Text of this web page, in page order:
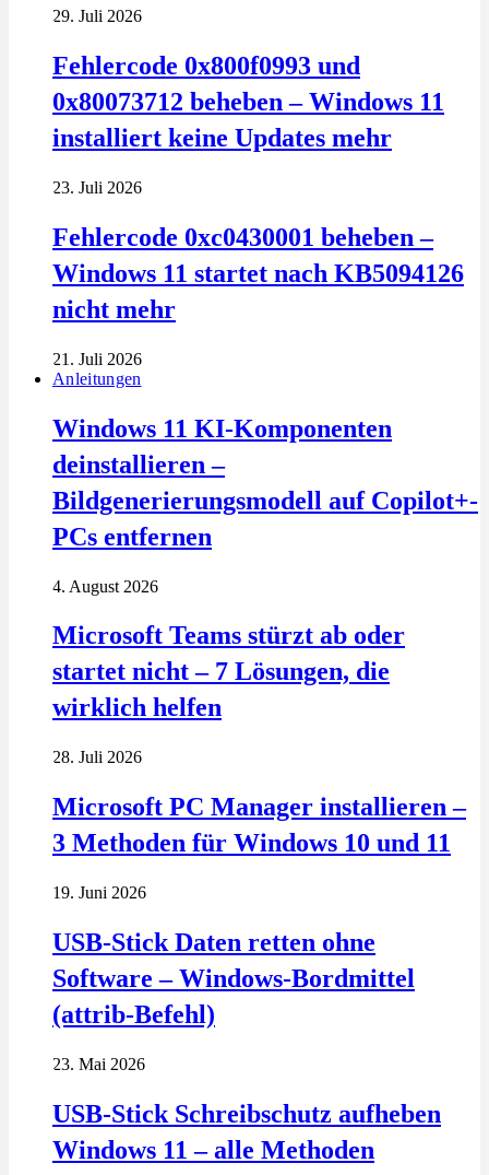
29. Juli 2026
Fehlercode 0x800f0993 und
0x80073712 beheben – Windows 11
installiert keine Updates mehr
23. Juli 2026
Fehlercode 0xc0430001 beheben –
Windows 11 startet nach KB5094126
nicht mehr
21. Juli 2026
Anleitungen
Windows 11 KI-Komponenten
deinstallieren –
Bildgenerierungsmodell auf Copilot+-
PCs entfernen
4. August 2026
Microsoft Teams stürzt ab oder
startet nicht – 7 Lösungen, die
wirklich helfen
28. Juli 2026
Microsoft PC Manager installieren –
3 Methoden für Windows 10 und 11
19. Juni 2026
USB-Stick Daten retten ohne
Software – Windows-Bordmittel
(attrib-Befehl)
23. Mai 2026
USB-Stick Schreibschutz aufheben
Windows 11 – alle Methoden